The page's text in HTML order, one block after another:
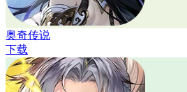
奥奇传说
下载